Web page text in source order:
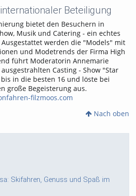
Beteiligung
bietet den Besuchern in
Musik und Catering - ein echtes
werden die "Models" mit
und Modetrends der Firma High
führt Moderatorin Annemarie
Casting - Show "Star
in die besten 16 und löste bei
große Begeisterung aus.
filzmoos.com
Nach oben
Skifahren, Genuss und Spaß im